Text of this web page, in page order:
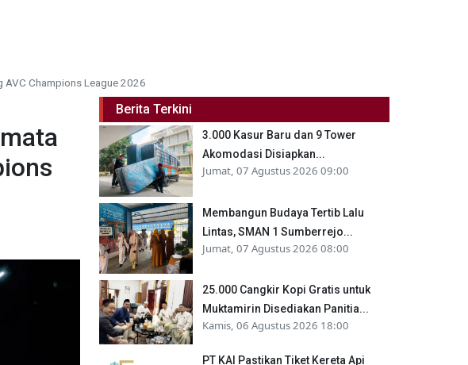
AVC Champions League 2026
Berita Terkini
3.000 Kasur Baru dan 9 Tower
Akomodasi Disiapkan...
Jumat, 07 Agustus 2026 09:00
Membangun Budaya Tertib Lalu
Lintas, SMAN 1 Sumberrejo...
Jumat, 07 Agustus 2026 08:00
25.000 Cangkir Kopi Gratis untuk
Muktamirin Disediakan Panitia...
Kamis, 06 Agustus 2026 18:00
PT KAI Pastikan Tiket Kereta Api